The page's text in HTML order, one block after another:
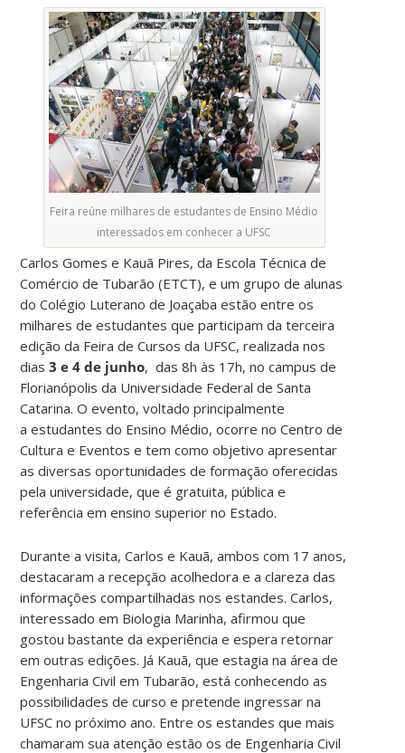
Feira reúne milhares de estudantes de Ensino Médio
interessados em conhecer a UFSC
Carlos Gomes e Kauã Pires, da Escola Técnica de
Comércio de Tubarão (ETCT), e um grupo de alunas
do Colégio Luterano de Joaçaba estão entre os
milhares de estudantes que participam da terceira
edição da Feira de Cursos da UFSC, realizada nos
dias 3 e 4 de junho, das 8h às 17h, no campus de
Florianópolis da Universidade Federal de Santa
Catarina. O evento, voltado principalmente
a estudantes do Ensino Médio, ocorre no Centro de
Cultura e Eventos e tem como objetivo apresentar
as diversas oportunidades de formação oferecidas
pela universidade, que é gratuita, pública e
referência em ensino superior no Estado.
Durante a visita, Carlos e Kauã, ambos com 17 anos,
destacaram a recepção acolhedora e a clareza das
informações compartilhadas nos estandes. Carlos,
interessado em Biologia Marinha, afirmou que
gostou bastante da experiência e espera retornar
em outras edições. Já Kauã, que estagia na área de
Engenharia Civil em Tubarão, está conhecendo as
possibilidades de curso e pretende ingressar na
UFSC no próximo ano. Entre os estandes que mais
chamaram sua atenção estão os de Engenharia Civil